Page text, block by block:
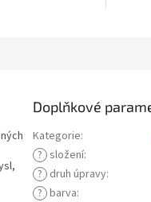
Doplňkové
Kategorie:
? složení:
? druh úpravy:
? barva: